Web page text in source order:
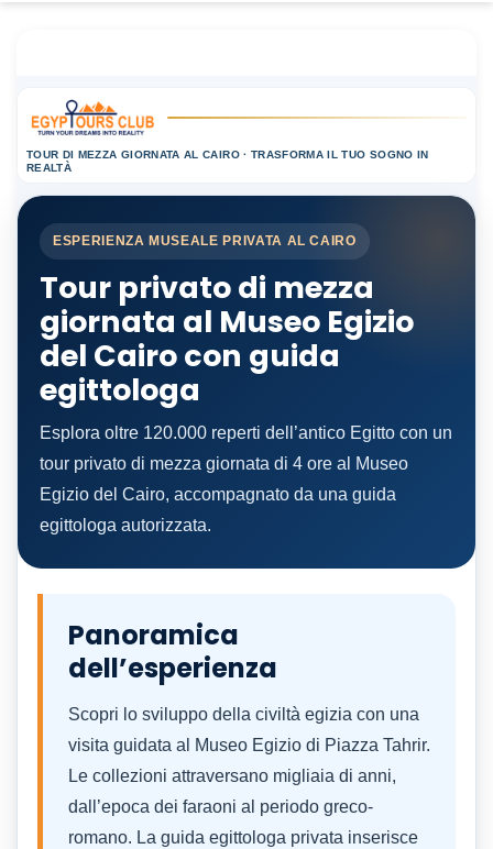
TOUR DI MEZZA GIORNATA AL CAIRO · TRASFORMA IL TUO SOGNO IN
REALTÀ
ESPERIENZA MUSEALE PRIVATA AL CAIRO
Tour privato di mezza
giornata al Museo Egizio
del Cairo con guida
egittologa
Esplora oltre 120.000 reperti dell’antico Egitto con un
tour privato di mezza giornata di 4 ore al Museo
Egizio del Cairo, accompagnato da una guida
egittologa autorizzata.
Panoramica
dell’esperienza
Scopri lo sviluppo della civiltà egizia con una
visita guidata al Museo Egizio di Piazza Tahrir.
Le collezioni attraversano migliaia di anni,
dall’epoca dei faraoni al periodo greco-
romano. La guida egittologa privata inserisce